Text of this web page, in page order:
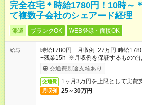
完全在宅＊時給1780円！10時～
て複数子会社のシェアード経理
派遣 ブランクOK WEB登録・面接OK
給与
時給1780円 月収例 27万円 時給
+残業15h ※月収例を保証するもので
交通費別途支給あり
交通費 1ヶ月3万円を上限として実費
月収例 25～30万円